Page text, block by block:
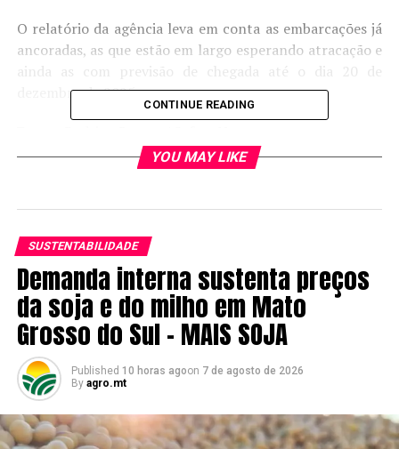
O relatório da agência leva em conta as embarcações já
ancoradas, as que estão em largo esperando atracação e
ainda as com previsão de chegada até o dia 20 de
dezembro de 2025.
RELATED TOPICS:
Melhoramento Genético de grãos transforma ciência em
produtividade para o milho no Brasil – MAIS SOJA
DON'T MISS
Projeções climáticas para o Brasil para os meses de
Outubro, Novembro e Dezembro de 2025 – MAIS SOJA
CONTINUE READING
YOU MAY LIKE
SUSTENTABILIDADE
Demanda interna sustenta preços
da soja e do milho em Mato
Grosso do Sul – MAIS SOJA
Published 10 horas agoon 7 de agosto de 2026
By agro.mt